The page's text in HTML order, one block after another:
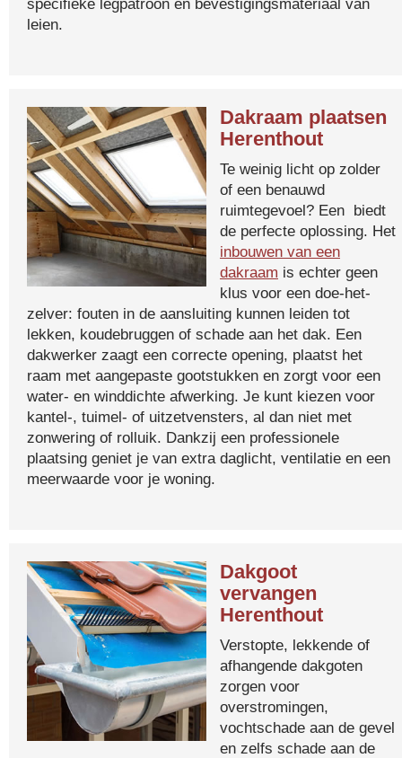
specifieke legpatroon en bevestigingsmateriaal van
leien.
Dakraam plaatsen
Herenthout
Te weinig licht op zolder
of een benauwd
ruimtegevoel? Een biedt
de perfecte oplossing. Het
inbouwen van een
dakraam is echter geen
klus voor een doe-het-
zelver: fouten in de aansluiting kunnen leiden tot
lekken, koudebruggen of schade aan het dak. Een
dakwerker zaagt een correcte opening, plaatst het
raam met aangepaste gootstukken en zorgt voor een
water- en winddichte afwerking. Je kunt kiezen voor
kantel-, tuimel- of uitzetvensters, al dan niet met
zonwering of rolluik. Dankzij een professionele
plaatsing geniet je van extra daglicht, ventilatie en een
meerwaarde voor je woning.
Dakgoot
vervangen
Herenthout
Verstopte, lekkende of
afhangende dakgoten
zorgen voor
overstromingen,
vochtschade aan de gevel
en zelfs schade aan de